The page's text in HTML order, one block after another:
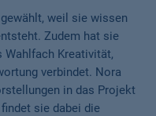
weil sie wissen
Zudem hat sie
Wahlfach Kreativität,
verbindet. Nora
in das Projekt
sie dabei die